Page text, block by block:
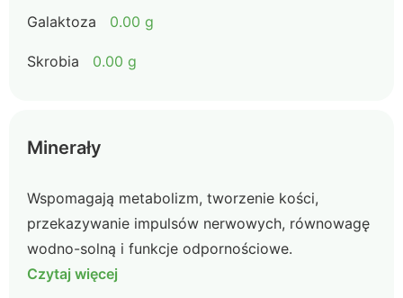
Galaktoza 0.00 g
Skrobia 0.00 g
Minerały
Wspomagają metabolizm, tworzenie kości,
przekazywanie impulsów nerwowych, równowagę
wodno-solną i funkcje odpornościowe.
Czytaj więcej